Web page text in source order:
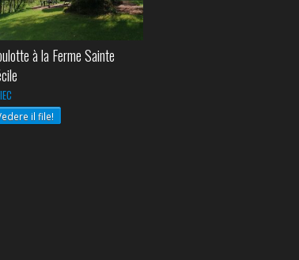
à la Ferme Sainte
il file!